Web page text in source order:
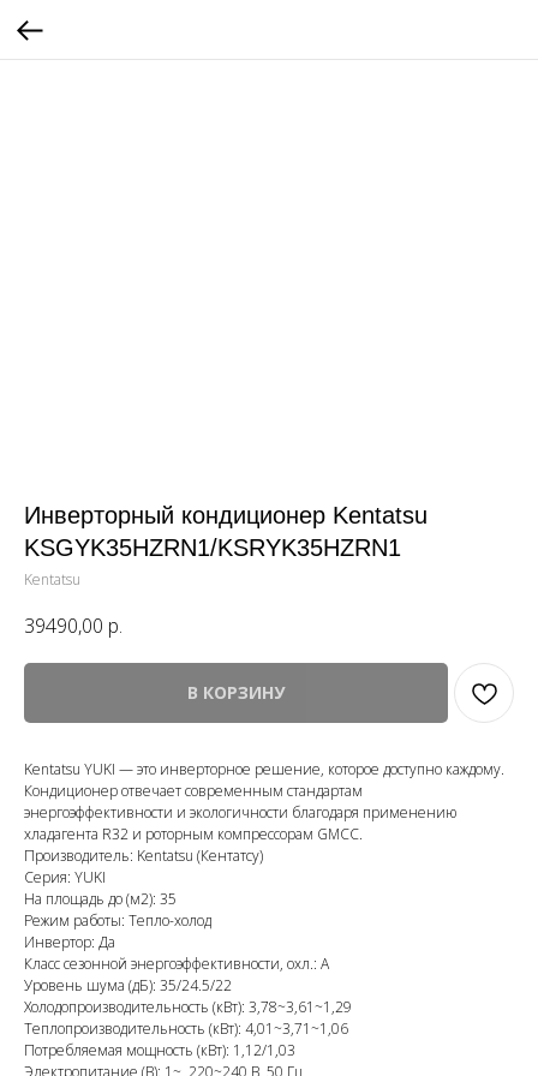
Инверторный кондиционер Kentatsu
KSGYK35HZRN1/KSRYK35HZRN1
Kentatsu
39490,00 р.
В КОРЗИНУ
Kentatsu YUKI — это инверторное решение, которое доступно каждому.
Кондиционер отвечает современным стандартам
энергоэффективности и экологичности благодаря применению
хладагента R32 и роторным компрессорам GMCC.
Производитель: Kentatsu (Кентатсу)
Серия: YUKI
На площадь до (м2): 35
Режим работы: Тепло-холод
Инвертор: Да
Класс сезонной энергоэффективности, охл.: A
Уровень шума (дБ): 35/24.5/22
Холодопроизводительность (кВт): 3,78~3,61~1,29
Теплопроизводительность (кВт): 4,01~3,71~1,06
Потребляемая мощность (кВт): 1,12/1,03